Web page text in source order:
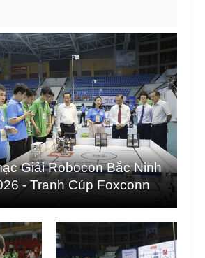
Giải Robocon Bắc Ninh
- Tranh Cúp Foxconn